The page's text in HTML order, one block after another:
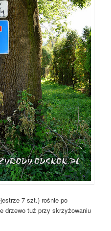
7 szt.) rośnie po
drzewo tuż przy skrzyżowaniu